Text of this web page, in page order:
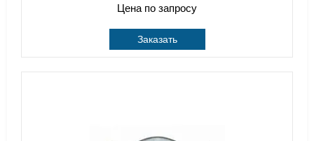
Цена по запросу
Заказать